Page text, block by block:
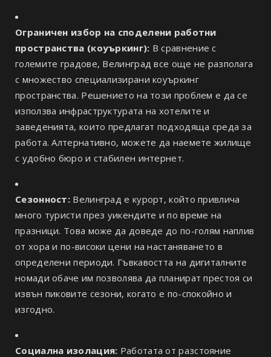
Ограничен избор на споделени работни
пространства (коуъркинг): В сравнение с
големите градове, Велинград все още не разполага
с множество специализирани коуъркинг
пространства. Решението на този проблем е да се
използва инфраструктурата на хотелите и
заведенията, които предлагат подходяща среда за
работа. Алтернативно, можете да наемете жилище
с удобно бюро и стабилен интернет.
Сезонност: Велинград е курорт, който привлича
много туристи през уикендите и по време на
празници. Това може да доведе до по-голям наплив
от хора и по-високи цени на настаняването в
определени периоди. Гъвкавостта на дигиталните
номади обаче им позволява да планират престоя си
извън пиковите сезони, когато е по-спокойно и
изгодно.
Социална изолация: Работата от разстояние